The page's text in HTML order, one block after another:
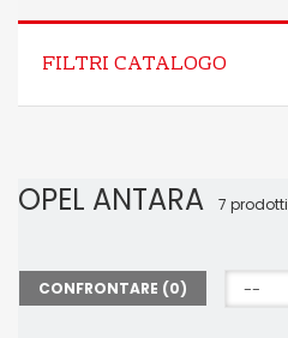
FILTRI CATALOGO
OPEL ANTARA 7 prodotti
CONFRONTARE (0)